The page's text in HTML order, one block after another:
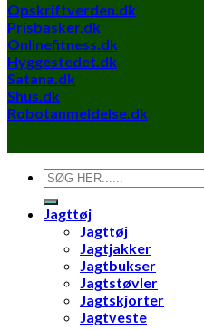
Opskriftverden.dk
Prisbasker.dk
Onlinefitness.dk
Hyggestedet.dk
Satana.dk
Shus.dk
Robotanmeldelse.dk
Søg
efter:
Jagttøj
Jagttøj
Jagtjakker
Jagtbukser
Jagtstøvler
Jagtskjorter
Jagtveste